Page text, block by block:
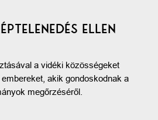
ELLEN
a vidéki közösségeket
akik gondoskodnak a
megőrzéséről.